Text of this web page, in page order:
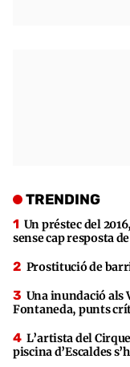
TRENDING
Un préstec del
sense cap resposta
Prostitució de
Una inundació als
Fontaneda, punts
L’artista del
piscina d’Escaldes